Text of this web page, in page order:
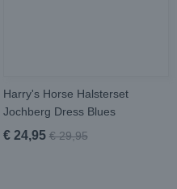
Harry's Horse Halsterset
Jochberg Dress Blues
€ 24,95 € 29,95